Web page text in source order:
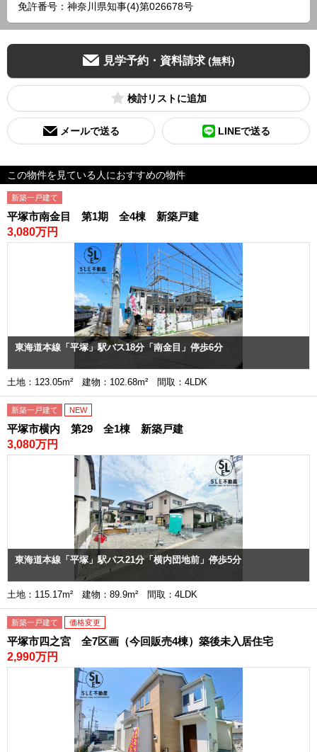
免許番号：神奈川県知事(4)第026678号
見学予約・資料請求 (無料)
検討リスト
メールで送る LINEで送る
この物件を見ている人におすすめの物件
新築一戸建て
平塚市南金目 第1期 全4棟 新築戸建
3,080万円
東海道本線「平塚」駅バス18分「南金目」停歩6分
土地：123.05m² 建物：102.68m² 間取：4LDK
新築一戸建て NEW
平塚市横内 第29 全1棟 新築戸建
3,080万円
東海道本線「平塚」駅バス21分「横内団地前」停歩5分
土地：115.17m² 建物：89.9m² 間取：4LDK
新築一戸建て 価格変更
平塚市四之宮 全7区画（今回販売4棟）築後未入居住宅
2,990万円